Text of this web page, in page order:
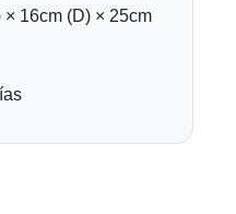
× 16cm (D) × 25cm